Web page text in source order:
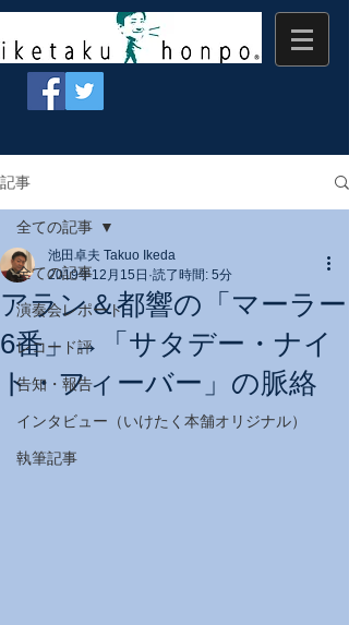
記事
全ての記事
演奏会レポート
レコード評
告知・報告
インタビュー（いけたく本舗オリジナル）
執筆記事
全ての記事
アラン＆都響の「マーラー
6番」→「サタデー・ナイ
ト・フィーバー」の脈絡
池田卓夫 Takuo Ikeda
2019年12月15日 読了時間: 5分